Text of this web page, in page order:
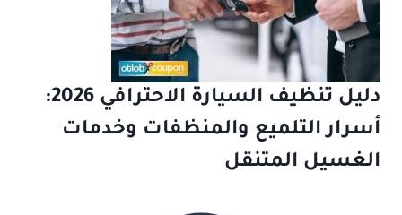
دليل تنظيف السيارة الاحترافي 2026:
أسرار التلميع والمنظفات وخدمات
الغسيل المتنقل